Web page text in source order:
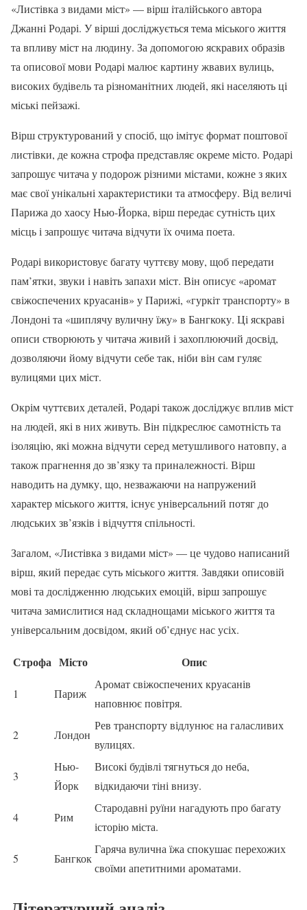
«Листівка з видами міст» — вірш італійського автора
Джанні Родарі. У вірші досліджується тема міського життя
та впливу міст на людину. За допомогою яскравих образів
та описової мови Родарі малює картину жвавих вулиць,
високих будівель та різноманітних людей, які населяють ці
міські пейзажі.
Вірш структурований у спосіб, що імітує формат поштової
листівки, де кожна строфа представляє окреме місто. Родарі
запрошує читача у подорож різними містами, кожне з яких
має свої унікальні характеристики та атмосферу. Від величі
Парижа до хаосу Нью-Йорка, вірш передає сутність цих
місць і запрошує читача відчути їх очима поета.
Родарі використовує багату чуттєву мову, щоб передати
пам’ятки, звуки і навіть запахи міст. Він описує «аромат
свіжоспечених круасанів» у Парижі, «гуркіт транспорту» в
Лондоні та «шиплячу вуличну їжу» в Бангкоку. Ці яскраві
описи створюють у читача живий і захоплюючий досвід,
дозволяючи йому відчути себе так, ніби він сам гуляє
вулицями цих міст.
Окрім чуттєвих деталей, Родарі також досліджує вплив міст
на людей, які в них живуть. Він підкреслює самотність та
ізоляцію, які можна відчути серед метушливого натовпу, а
також прагнення до зв’язку та приналежності. Вірш
наводить на думку, що, незважаючи на напружений
характер міського життя, існує універсальний потяг до
людських зв’язків і відчуття спільності.
Загалом, «Листівка з видами міст» — це чудово написаний
вірш, який передає суть міського життя. Завдяки описовій
мові та дослідженню людських емоцій, вірш запрошує
читача замислитися над складнощами міського життя та
універсальним досвідом, який об’єднує нас усіх.
Строфа Місто Опис
1 Париж
Аромат свіжоспечених круасанів
наповнює повітря.
2 Лондон
Рев транспорту відлунює на галасливих
вулицях.
3
Нью-
Йорк
Високі будівлі тягнуться до неба,
відкидаючи тіні внизу.
4 Рим
Стародавні руїни нагадують про багату
історію міста.
5 Бангкок
Гаряча вулична їжа спокушає перехожих
своїми апетитними ароматами.